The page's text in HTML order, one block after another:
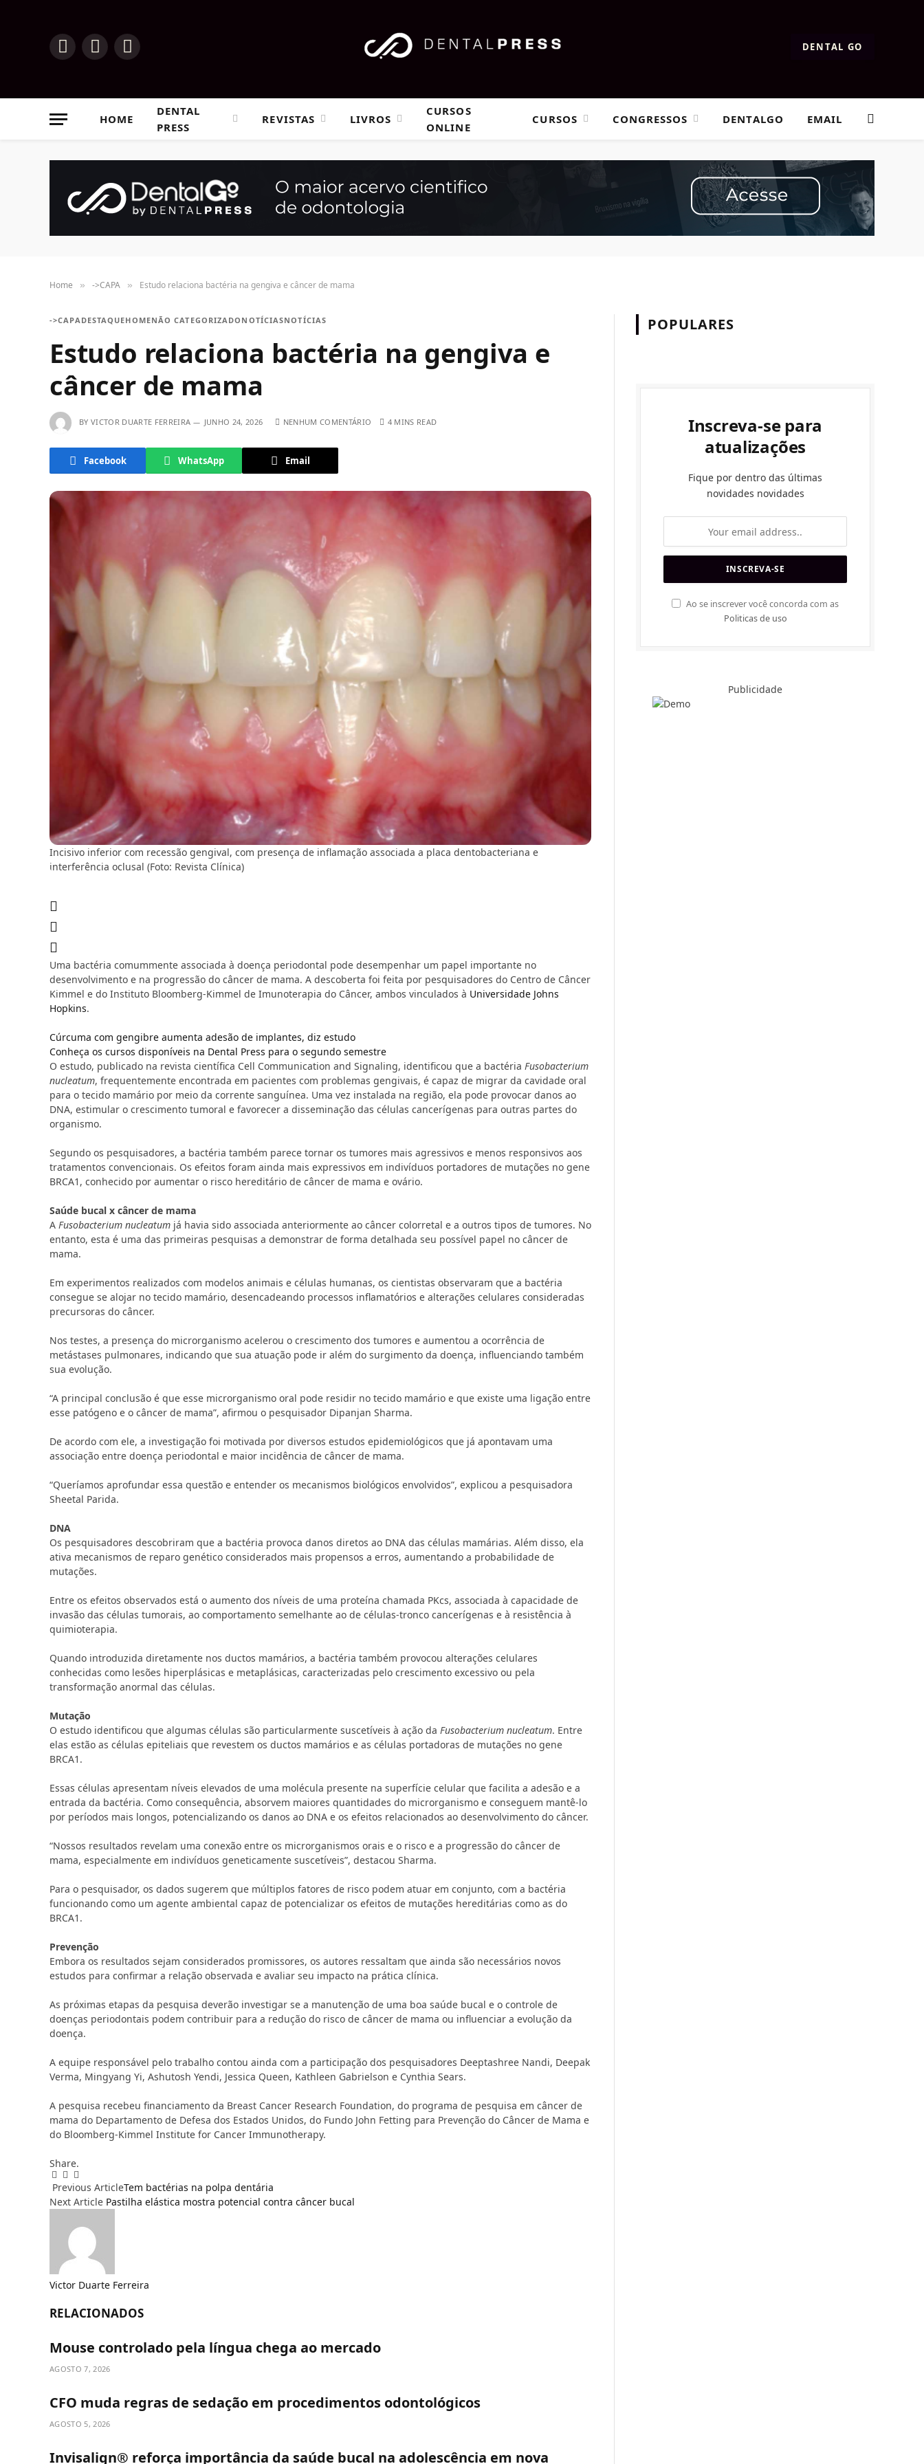
InstagramFacebookYouTube DENTAL GO
HOME
DENTAL
PRESS
REVISTAS LIVROS
CURSOS
ONLINE
CURSOS CONGRESSOS DENTALGO EMAIL
Home » ->CAPA » Estudo relaciona bactéria na gengiva e câncer de mama
->CAPADESTAQUEHOMENÃO CATEGORIZADO NOTÍCIASNOTÍCIAS
Estudo relaciona bactéria na gengiva e
câncer de mama
BY VICTOR DUARTE FERREIRA JUNHO 24, 2026 NENHUM COMENTÁRIO 4 MINS READ
Facebook WhatsApp Email
Incisivo inferior com recessão gengival, com presença de inflamação associada a placa dentobacteriana e
interferência oclusal (Foto: Revista Clínica)
Uma bactéria comummente associada à doença periodontal pode desempenhar um papel importante no
desenvolvimento e na progressão do câncer de mama. A descoberta foi feita por pesquisadores do Centro de Câncer
Kimmel e do Instituto Bloomberg-Kimmel de Imunoterapia do Câncer, ambos vinculados à Universidade Johns
Hopkins.
Cúrcuma com gengibre aumenta adesão de implantes, diz estudo
Conheça os cursos disponíveis na Dental Press para o segundo semestre
O estudo, publicado na revista científica Cell Communication and Signaling, identificou que a bactéria Fusobacterium
nucleatum, frequentemente encontrada em pacientes com problemas gengivais, é capaz de migrar da cavidade oral
para o tecido mamário por meio da corrente sanguínea. Uma vez instalada na região, ela pode provocar danos ao
DNA, estimular o crescimento tumoral e favorecer a disseminação das células cancerígenas para outras partes do
organismo.
Segundo os pesquisadores, a bactéria também parece tornar os tumores mais agressivos e menos responsivos aos
tratamentos convencionais. Os efeitos foram ainda mais expressivos em indivíduos portadores de mutações no gene
BRCA1, conhecido por aumentar o risco hereditário de câncer de mama e ovário.
Saúde bucal x câncer de mama
A Fusobacterium nucleatum já havia sido associada anteriormente ao câncer colorretal e a outros tipos de tumores. No
entanto, esta é uma das primeiras pesquisas a demonstrar de forma detalhada seu possível papel no câncer de
mama.
Em experimentos realizados com modelos animais e células humanas, os cientistas observaram que a bactéria
consegue se alojar no tecido mamário, desencadeando processos inflamatórios e alterações celulares consideradas
precursoras do câncer.
Nos testes, a presença do microrganismo acelerou o crescimento dos tumores e aumentou a ocorrência de
metástases pulmonares, indicando que sua atuação pode ir além do surgimento da doença, influenciando também
sua evolução.
“A principal conclusão é que esse microrganismo oral pode residir no tecido mamário e que existe uma ligação entre
esse patógeno e o câncer de mama”, afirmou o pesquisador Dipanjan Sharma.
De acordo com ele, a investigação foi motivada por diversos estudos epidemiológicos que já apontavam uma
associação entre doença periodontal e maior incidência de câncer de mama.
“Queríamos aprofundar essa questão e entender os mecanismos biológicos envolvidos”, explicou a pesquisadora
Sheetal Parida.
DNA
Os pesquisadores descobriram que a bactéria provoca danos diretos ao DNA das células mamárias. Além disso, ela
ativa mecanismos de reparo genético considerados mais propensos a erros, aumentando a probabilidade de
mutações.
Entre os efeitos observados está o aumento dos níveis de uma proteína chamada PKcs, associada à capacidade de
invasão das células tumorais, ao comportamento semelhante ao de células-tronco cancerígenas e à resistência à
quimioterapia.
Quando introduzida diretamente nos ductos mamários, a bactéria também provocou alterações celulares
conhecidas como lesões hiperplásicas e metaplásicas, caracterizadas pelo crescimento excessivo ou pela
transformação anormal das células.
Mutação
O estudo identificou que algumas células são particularmente suscetíveis à ação da Fusobacterium nucleatum. Entre
elas estão as células epiteliais que revestem os ductos mamários e as células portadoras de mutações no gene
BRCA1.
Essas células apresentam níveis elevados de uma molécula presente na superfície celular que facilita a adesão e a
entrada da bactéria. Como consequência, absorvem maiores quantidades do microrganismo e conseguem mantê-lo
por períodos mais longos, potencializando os danos ao DNA e os efeitos relacionados ao desenvolvimento do câncer.
“Nossos resultados revelam uma conexão entre os microrganismos orais e o risco e a progressão do câncer de
mama, especialmente em indivíduos geneticamente suscetíveis”, destacou Sharma.
Para o pesquisador, os dados sugerem que múltiplos fatores de risco podem atuar em conjunto, com a bactéria
funcionando como um agente ambiental capaz de potencializar os efeitos de mutações hereditárias como as do
BRCA1.
Prevenção
Embora os resultados sejam considerados promissores, os autores ressaltam que ainda são necessários novos
estudos para confirmar a relação observada e avaliar seu impacto na prática clínica.
As próximas etapas da pesquisa deverão investigar se a manutenção de uma boa saúde bucal e o controle de
doenças periodontais podem contribuir para a redução do risco de câncer de mama ou influenciar a evolução da
doença.
A equipe responsável pelo trabalho contou ainda com a participação dos pesquisadores Deeptashree Nandi, Deepak
Verma, Mingyang Yi, Ashutosh Yendi, Jessica Queen, Kathleen Gabrielson e Cynthia Sears.
A pesquisa recebeu financiamento da Breast Cancer Research Foundation, do programa de pesquisa em câncer de
mama do Departamento de Defesa dos Estados Unidos, do Fundo John Fetting para Prevenção do Câncer de Mama e
do Bloomberg-Kimmel Institute for Cancer Immunotherapy.
Share.
Facebook
EmailWhatsApp
Previous ArticleTem bactérias na polpa dentária
Next Article Pastilha elástica mostra potencial contra câncer bucal
Victor Duarte Ferreira
RELACIONADOS
Mouse controlado pela língua chega ao mercado
AGOSTO 7, 2026
CFO muda regras de sedação em procedimentos odontológicos
AGOSTO 5, 2026
Invisalign® reforça importância da saúde bucal na adolescência em nova
POPULARES
Inscreva-se para
atualizações
Fique por dentro das últimas
novidades novidades
Ao se inscrever você concorda com as
Politicas de uso
Publicidade